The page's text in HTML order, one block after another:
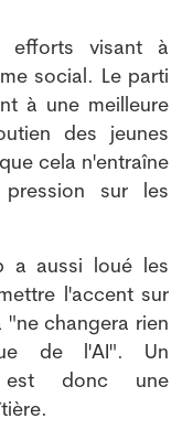
efforts visant à
social. Le parti
à une meilleure
des jeunes
cela n'entraîne
sur les
a aussi loué les
l'accent sur
changera rien
de l'AI". Un
est donc une